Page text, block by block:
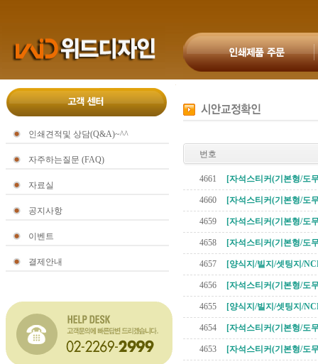
인쇄견적및 상담(Q&A)~^^
자주하는질문 (FAQ)
자료실
공지사항
이벤트
결제안내
번호
4661 [자석스티커(기본형/도
4660 [자석스티커(기본형/도
4659 [자석스티커(기본형/도
4658 [자석스티커(기본형/도
4657 [양식지/빌지/셋팅지/
4656 [자석스티커(기본형/도
4655 [양식지/빌지/셋팅지/
4654 [자석스티커(기본형/도
4653 [자석스티커(기본형/도